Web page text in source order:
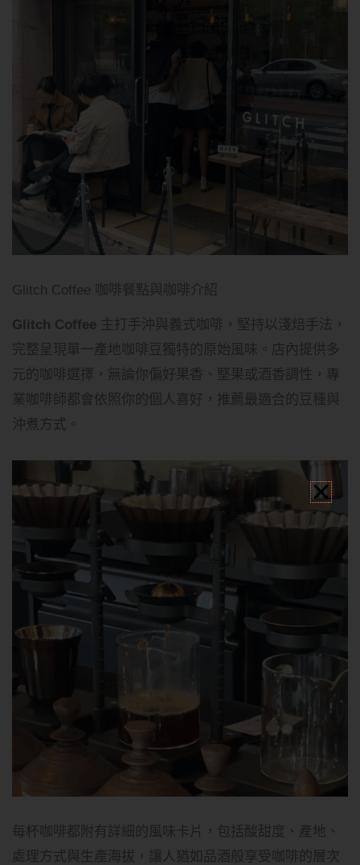
Glitch Coffee 咖啡餐點與咖啡介紹
Glitch Coffee 主打手沖與義式咖啡，堅持以淺焙手法，
完整呈現單一產地咖啡豆獨特的原始風味。店內提供多
元的咖啡選擇，無論你偏好果香、堅果或酒香調性，專
業咖啡師都會依照你的個人喜好，推薦最適合的豆種與
沖煮方式。
每杯咖啡都附有詳細的風味卡片，包括酸甜度、產地、
處理方式與生產海拔，讓人猶如品酒般享受咖啡的層次